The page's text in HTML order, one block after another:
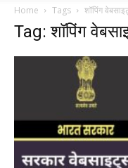
Home Tags शॉपिंग
Tag: शॉपिंग